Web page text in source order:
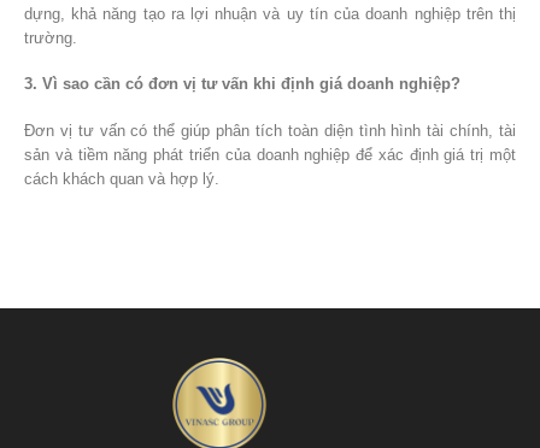
dựng, khả năng tạo ra lợi nhuận và uy tín của doanh nghiệp trên thị
trường.
3. Vì sao cần có đơn vị tư vấn khi định giá doanh nghiệp?
Đơn vị tư vấn có thể giúp phân tích toàn diện tình hình tài chính, tài
sản và tiềm năng phát triển của doanh nghiệp để xác định giá trị một
cách khách quan và hợp lý.